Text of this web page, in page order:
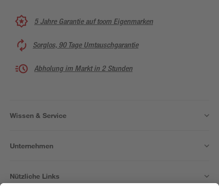
5 Jahre Garantie auf toom Eigenmarken
Sorglos, 90 Tage Umtauschgarantie
Abholung im Markt in 2 Stunden
Wissen & Service
Unternehmen
Nützliche Links